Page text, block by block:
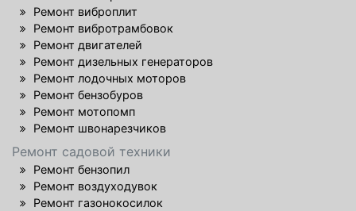
Ремонт виброплит
Ремонт вибротрамбовок
Ремонт двигателей
Ремонт дизельных генераторов
Ремонт лодочных моторов
Ремонт бензобуров
Ремонт мотопомп
Ремонт швонарезчиков
Ремонт садовой техники
Ремонт бензопил
Ремонт воздуходувок
Ремонт газонокосилок